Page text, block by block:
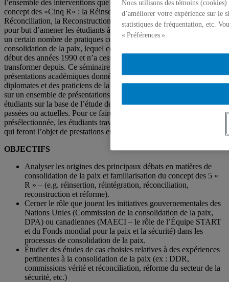
l’ensemble des interventions que l’on pourrait regrouper sous le
concept des «Cinq R» : la Réinsertion, la Réintégration, la
Réconciliation, la Reconstruction et les Réformes. Ce séminaire a
pour but d’amener les étudiants à appréhender de manière concrète
un certain nombre de pratiques contemporaines relatives à la
consolidation de la paix, lequel concept est officiellement né au
début des années 1990 et n’a cessé de se développer et se
transformer depuis. Ce séminaire repose, entre autres, sur des
présentations académiques données par des théoriciens, des
diplomates et des praticiens de la consolidation de la paix, ainsi que
sur un ensemble de présentations thématiques données par les
étudiants sur la base de l’étude de situations réelles particulières
passées ou actuelles. Pour ce faire, sur la base d’une littérature
présélectionnée, les étudiants travailleront sur des «études de cas»
qui feront l’objet de prestations en classe.
OBJECTIFS
Analyser les origines des principaux débats en matières de
consolidation de la paix et familiarisation du concept des 5 «
R » – (e.g. réinsertion, réintégration, réconciliation,
reconstruction et réforme).
Cerner le rôle que jouent les initiatives gouvernementales des
Nations Unies (Commission de la consolidation de la paix,
DPA) ou canadiennes (MAECI – le rôle de l’Équipe START
et du Fonds mondial pour la paix et la sécurité) dans les
processus de consolidation de la paix.
Étudier des études de cas choisies relatives à des expériences
pertinentes à la consolidation de la paix (ex : DDR,
commissions vérité et réconciliation, réforme du secteur de la
sécurité, etc.)
Nous utilisons des témoins
d’améliorer votre expérience sur le
statistiques de fréquentation, etc.
« Préférences ».